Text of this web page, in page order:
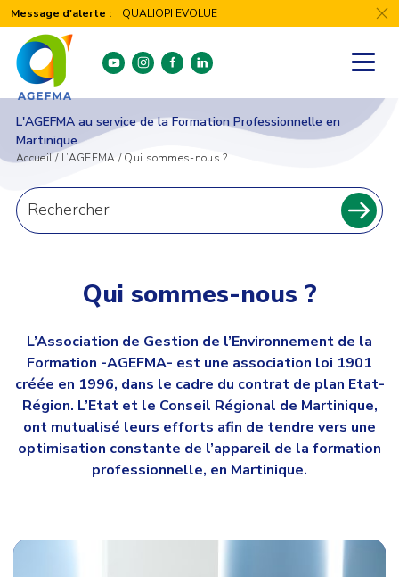
Message d'alerte : QUALIOPI EVOLUE
youtubeinstagram
facebooklinkedin
L'AGEFMA au service de la Formation Professionnelle en
Martinique
Accueil/ L’AGEFMA /Qui sommes-nous ?
Recherche
pour
Qui sommes-nous ?
L’Association de Gestion de l’Environnement de la
Formation -AGEFMA- est une association loi 1901
créée en 1996, dans le cadre du contrat de plan Etat-
Région. L’Etat et le Conseil Régional de Martinique,
ont mutualisé leurs efforts afin de tendre vers une
optimisation constante de l’appareil de la formation
professionnelle, en Martinique.
Panneau de gestion des cookies